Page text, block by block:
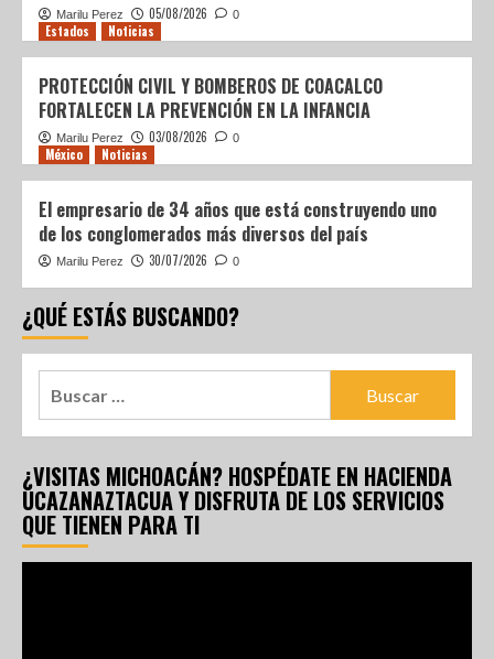
Marilu Perez 05/08/2026 0
Estados Noticias
PROTECCIÓN CIVIL Y BOMBEROS DE COACALCO
FORTALECEN LA PREVENCIÓN EN LA INFANCIA
Marilu Perez 03/08/2026 0
México Noticias
El empresario de 34 años que está construyendo uno
de los conglomerados más diversos del país
Marilu Perez 30/07/2026 0
¿QUÉ ESTÁS BUSCANDO?
¿VISITAS MICHOACÁN? HOSPÉDATE EN HACIENDA
UCAZANAZTACUA Y DISFRUTA DE LOS SERVICIOS
QUE TIENEN PARA TI